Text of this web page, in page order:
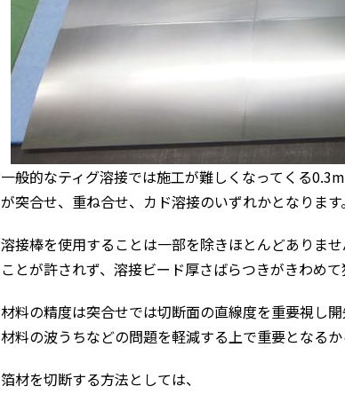
一般的なティグ溶接では施工が難しくなってくる
が突合せ、重ね合せ、カド溶接のいずれかとなります。
溶接棒を使用することは一部を除きほとんどありま
ことが許されず、溶接ビード厚さばらつきがきわめて
材料の精度は突合せでは切断面の直線度を重要視し
材料の波うちなどの問題を軽減する上で重要となるか
箔材を切断する方法としては、